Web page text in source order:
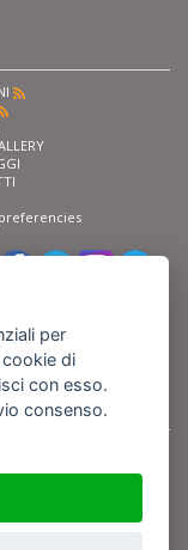
le fotografie recanti il
s.a.s. che ne
2012 e seguenti
per
di
con esso.
consenso.